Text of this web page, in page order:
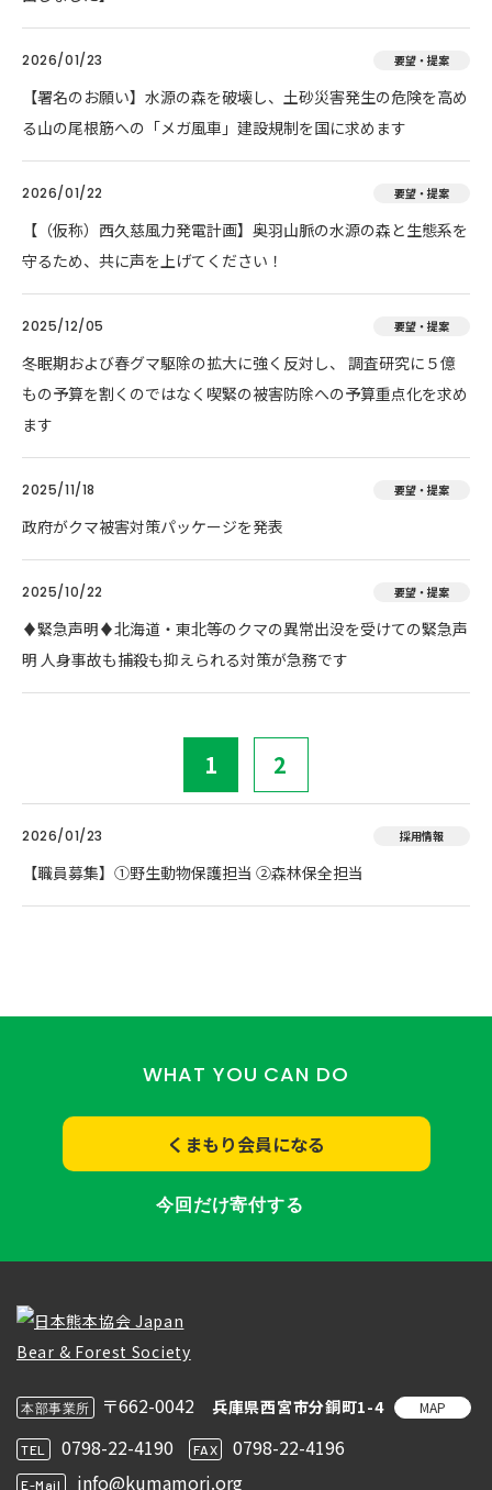
2026/01/23 要望・提案
【署名のお願い】水源の森を破壊し、土砂災害発生の危険を高め
る山の尾根筋への「メガ風車」建設規制を国に求めます
2026/01/22 要望・提案
【（仮称）西久慈風力発電計画】奥羽山脈の水源の森と生態系を
守るため、共に声を上げてください！
2025/12/05 要望・提案
冬眠期および春グマ駆除の拡大に強く反対し、 調査研究に５億
もの予算を割くのではなく喫緊の被害防除への予算重点化を求め
ます
2025/11/18 要望・提案
政府がクマ被害対策パッケージを発表
2025/10/22 要望・提案
♦️緊急声明♦️北海道・東北等のクマの異常出没を受けての緊急声
明 人身事故も捕殺も抑えられる対策が急務です
1 2
2026/01/23 採用情報
【職員募集】①野生動物保護担当 ②森林保全担当
WHAT YOU CAN DO
くまもり会員になる
今回だけ寄付する
本部事業所 〒662-0042 兵庫県西宮市分銅町1-4 MAP
TEL 0798-22-4190 FAX 0798-22-4196
E-Mail info@kumamori.org